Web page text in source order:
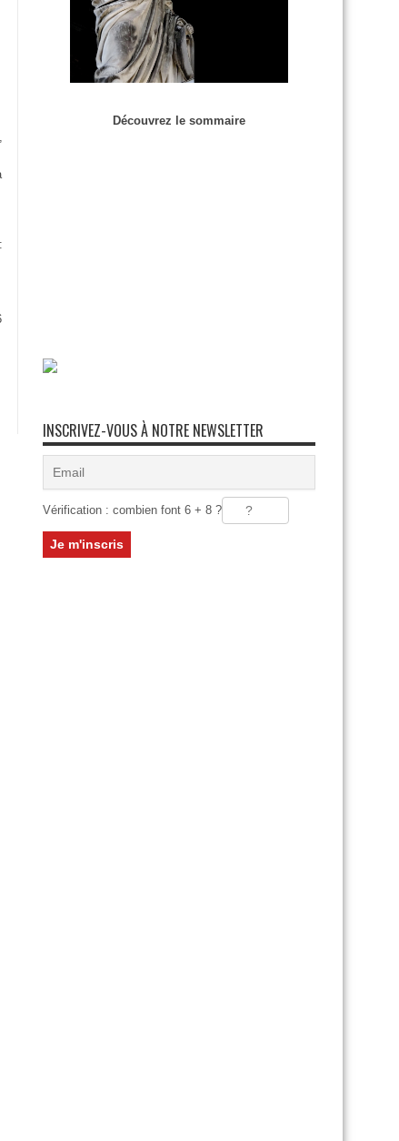
Découvrez le sommaire
INSCRIVEZ-VOUS À NOTRE NEWSLETTER
Vérification : combien font 6 + 8 ?